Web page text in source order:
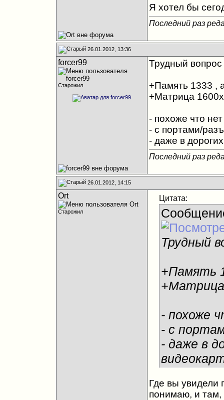
Я хотел бы
Последний раз
26.01.2012, 13:36
forcer99
Старожил
Трудный
+Память 1333 ,
+Матрица
- похоже что
- с портами/
- даже в
Последний раз
26.01.2012, 14:15
Ort
Старожил
Цитата:
Трудный
+Память
- похоже
- с
- даже в
Где вы увидели
понимаю, и там,